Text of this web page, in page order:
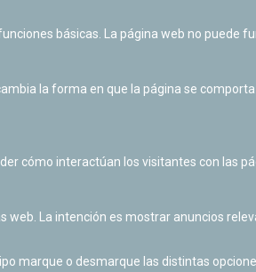
básicas. La página web no puede
la forma en que la página se
cómo interactúan los visitantes con las
La intención es mostrar anuncios
marque o desmarque las distintas